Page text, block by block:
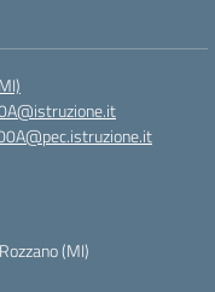
(MI)